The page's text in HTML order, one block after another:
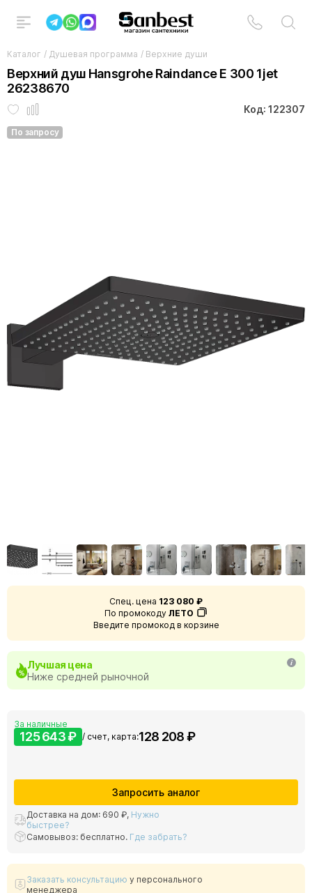
Каталог / Душевая программа / Верхние души
Верхний душ Hansgrohe Raindance E 300 1jet
26238670
Код: 122307
По запросу
Спец. цена 123 080 ₽
По промокоду ЛЕТО
Введите промокод в корзине
Лучшая цена
Ниже средней рыночной
За наличные
125 643 ₽ / счет, карта:128 208 ₽
Запросить аналог
Доставка на дом: 690 ₽, Нужно
быстрее?
Самовывоз: бесплатно. Где забрать?
Заказать консультацию у персонального
менеджера